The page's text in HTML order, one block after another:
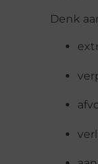
Denk